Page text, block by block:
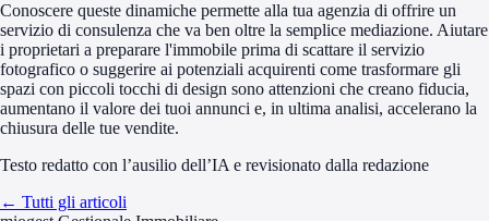
Conoscere queste dinamiche permette alla tua agenzia di offrire un
servizio di consulenza che va ben oltre la semplice mediazione. Aiutare
i proprietari a preparare l'immobile prima di scattare il servizio
fotografico o suggerire ai potenziali acquirenti come trasformare gli
spazi con piccoli tocchi di design sono attenzioni che creano fiducia,
aumentano il valore dei tuoi annunci e, in ultima analisi, accelerano la
chiusura delle tue vendite.
Testo redatto con l’ausilio dell’IA e revisionato dalla redazione
← Tutti gli articoli